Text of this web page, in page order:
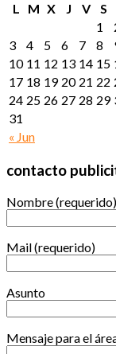
L
M X J V S
« Jun
1
3
4 5 6 7 8
10 11 12 13 14 15
17 18 19 20 21 22
24 25 26 27 28 29
31
contacto
Nombre (requerido)
Mail (requerido)
Asunto
Mensaje para el